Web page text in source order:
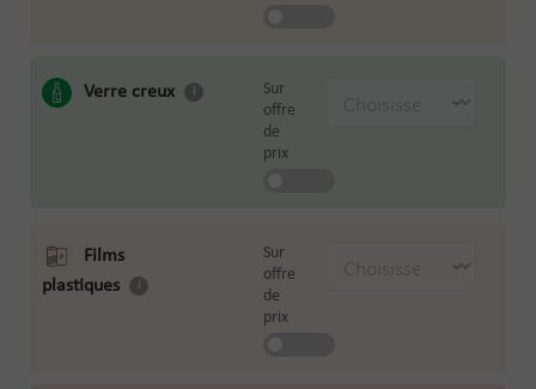
Verre creux
Sur
offre
de
prix
Films
plastiques
Sur
offre
de
prix